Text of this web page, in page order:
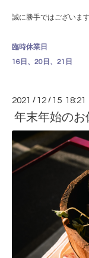
誠に勝手ではございま
臨時休業日
16日、20日、21日
2021 / 12 / 15 18:21
年末年始のお